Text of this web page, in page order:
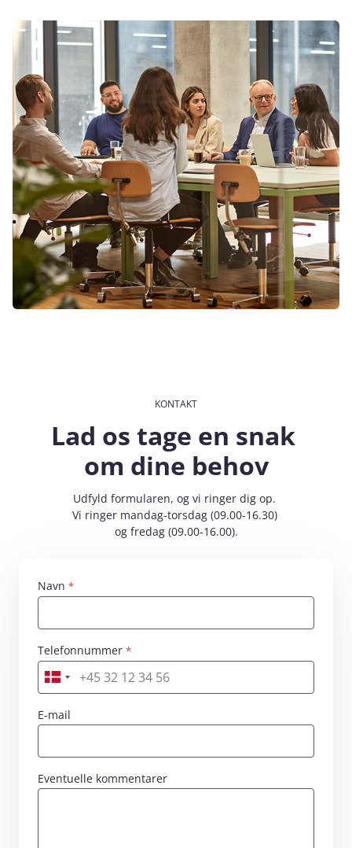
KONTAKT
Lad os tage en snak
om dine behov
Udfyld formularen, og vi ringer dig op.
Vi ringer mandag-torsdag (09.00-16.30)
og fredag (09.00-16.00).
Navn
Telefonnummer
E-mail
Eventuelle kommentarer